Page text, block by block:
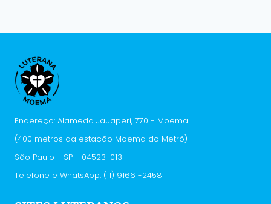
Endereço: Alameda Jauaperi, 770 - Moema
(400 metros da estação Moema do Metrô)
São Paulo - SP - 04523-013
Telefone e WhatsApp: (11) 91661-2458